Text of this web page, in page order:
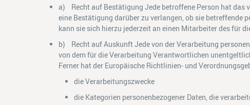
a) Recht auf Bestätigung Jede betroffene Person hat das
eine Bestätigung darüber zu verlangen, ob sie betreffende
kann sie sich hierzu jederzeit an einen Mitarbeiter des für
b) Recht auf Auskunft Jede von der Verarbeitung
von dem für die Verarbeitung Verantwortlichen
Ferner hat der Europäische Richtlinien- und
die Verarbeitungszwecke
die Kategorien personenbezogener Daten, die